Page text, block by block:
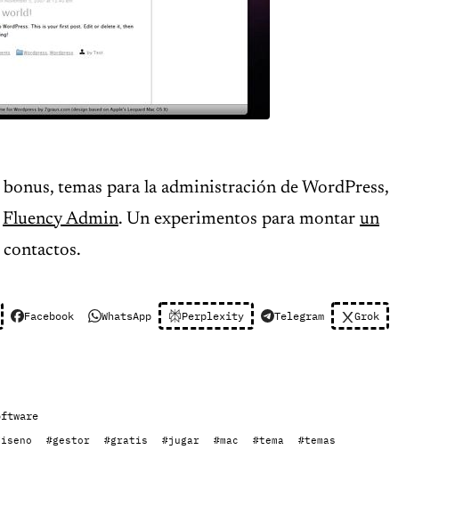
temas para la administración de WordPress,
Fluency Admin. Un experimentos para montar un
Facebook WhatsApp Perplexity Telegram Grok
#gestor #gratis #jugar #mac #tema
#temas